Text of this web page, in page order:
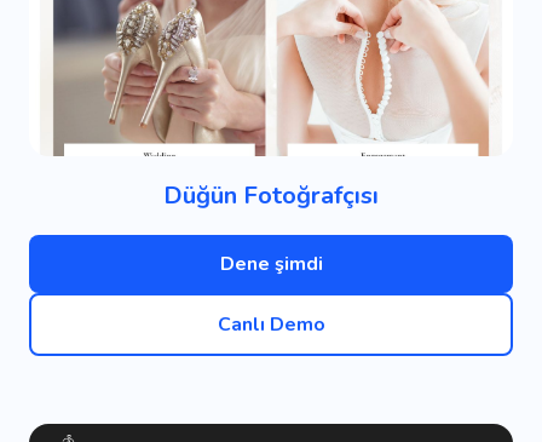
Düğün Fotoğrafçısı
Dene şimdi
Canlı Demo